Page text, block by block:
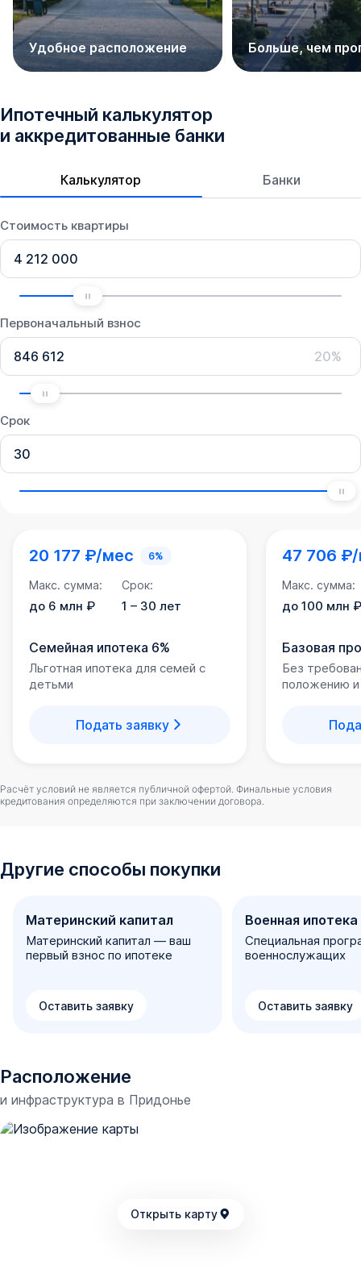
Удобное расположение Больше, чем
Ипотечный калькулятор
и аккредитованные банки
Калькулятор Банки
Стоимость квартиры
Первоначальный взнос
20%
Срок
20 177 ₽/мес 6%
Макс. сумма:
до 6 млн ₽
Срок:
1 – 30 лет
Семейная ипотека 6%
Льготная ипотека для семей с
детьми
Подать заявку
47 706
Макс. сумма:
до 100 млн ₽
Базовая
Без
положению
Расчёт условий не является публичной офертой. Финальные условия
кредитования определяются при заключении договора.
Другие способы покупки
Материнский капитал
Материнский капитал — ваш
первый взнос по ипотеке
Оставить заявку
Военная ипотека
Специальная
военнослужащих
Оставить заявку
Расположение
и инфраструктура в Придонье
Открыть карту